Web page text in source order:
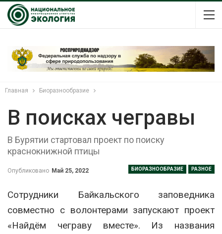
Главная Биоразнообразие
В поисках чегравы
В Бурятии стартовал проект по поиску
краснокнижной птицы
БИОРАЗНООБРАЗИЕ РАЗНОЕ
Опубликовано Май 25, 2022
Сотрудники Байкальского заповедника
совместно с волонтерами запускают проект
«Найдём чеграву вместе». Из названия